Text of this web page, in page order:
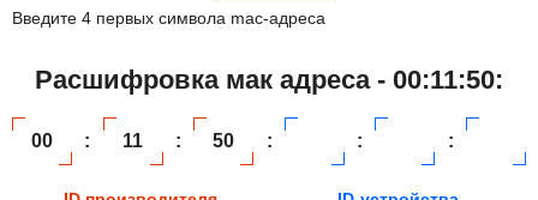
Введите 4 первых символа mac-адреса
Расшифровка мак адреса - 00:11:50:
00 : 11 : 50 : : :